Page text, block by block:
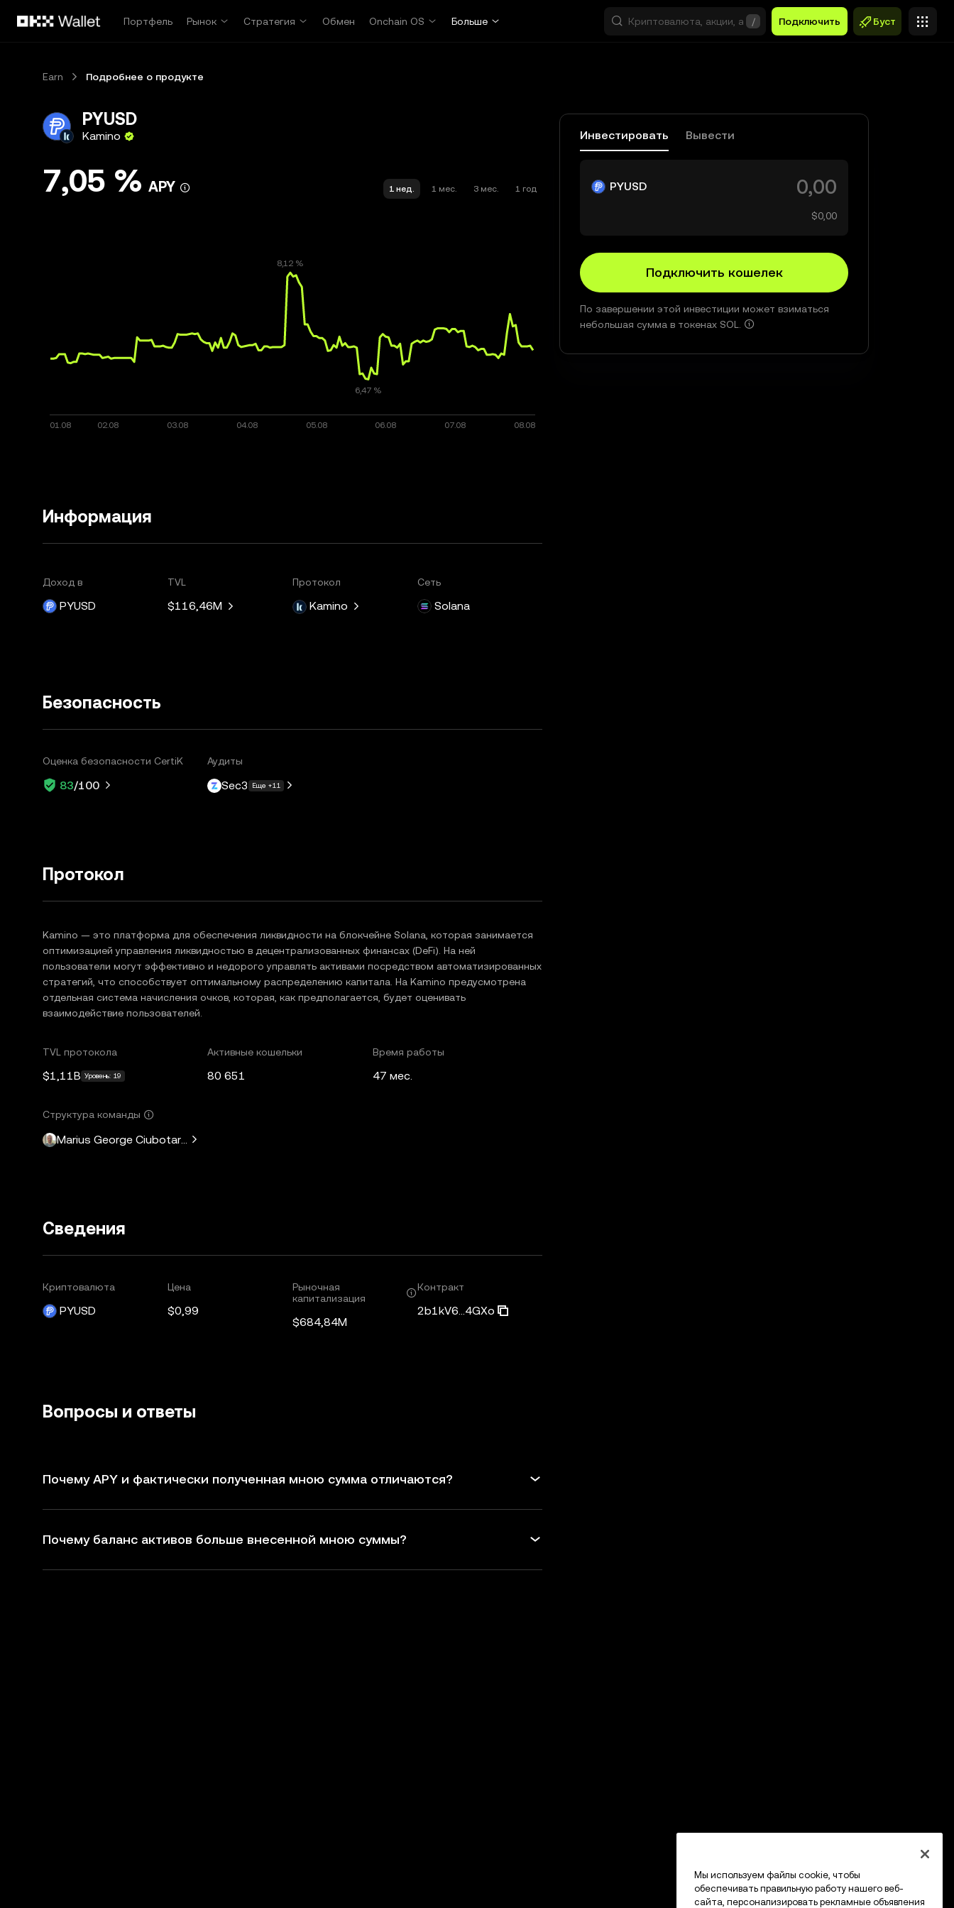
Портфель
Рынок Стратегия Обмен Onchain OS Больше / Подключить Буст
Earn Подробнее о продукте
PYUSD
Kamino
7,05 % APY 1 нед. 1 мес. 3 мес. 1 год
Информация
Доход в
PYUSD
TVL
$116,46M
Протокол
Kamino
Сеть
Solana
Безопасность
Оценка безопасности CertiK
83/100
Аудиты
Sec3 Еще +11
Протокол
Kamino — это платформа для обеспечения ликвидности на блокчейне Solana, которая занимается
оптимизацией управления ликвидностью в децентрализованных финансах (DeFi). На ней
пользователи могут эффективно и недорого управлять активами посредством автоматизированных
стратегий, что способствует оптимальному распределению капитала. На Kamino предусмотрена
отдельная система начисления очков, которая, как предполагается, будет оценивать
взаимодействие пользователей.
TVL протокола
$1,11B Уровень: 19
Активные кошельки
80 651
Время работы
47 мес.
Структура команды
Marius George Ciubotariu
Сведения
Криптовалюта
PYUSD
Цена
$0,99
Рыночная
капитализация
$684,84M
Контракт
2b1kV6...4GXo
Вопросы и ответы
Почему APY и фактически полученная мною сумма отличаются?
Почему баланс активов больше внесенной мною суммы?
Инвестировать Вывести
PYUSD
$0,00
Подключить кошелек
По завершении этой инвестиции может взиматься
небольшая сумма в токенах SOL.
Мы используем файлы cookie, чтобы
обеспечивать правильную работу нашего веб-
сайта, персонализировать рекламные объявления